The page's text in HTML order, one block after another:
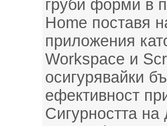
груби форми в
Home поставя
приложения
Workspace и
осигурявайки
ефективност
Сигурността на